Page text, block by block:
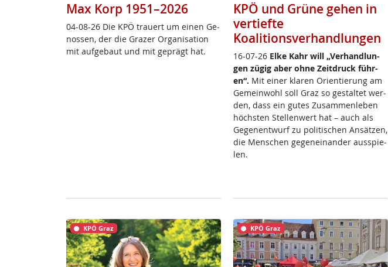
Max Korp 1951–2026
04-08-26 Die KPÖ trau­ert um ei­nen Ge­
nos­sen, der die Gra­zer Or­ga­ni­sa­ti­on
mit auf­ge­baut und mit ge­prägt hat.
KPÖ und Grüne gehen in
vertiefte
Koalitionsverhandlungen
16-07-26 El­ke Kahr will „Ver­hand­lun­
gen zü­g­ig aber oh­ne Zeit­druck füh­r­
en“. Mit ei­ner kla­ren Ori­en­tie­rung am
Ge­mein­wohl soll Graz so ge­stal­tet wer­
den, dass ein gu­tes Zu­sam­men­le­ben
höchs­ten Stel­len­wert hat – auch als
Ge­gen­ent­wurf zu po­li­ti­schen An­sät­zen,
die Men­schen ge­gen­ein­an­der aus­spie­
len.
KPÖ Graz KPÖ Graz